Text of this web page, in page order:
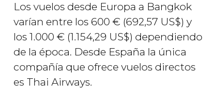
Los vuelos desde Europa a Bangkok
varían entre los 600 € (692,57 US$) y
los 1.000 € (1.154,29 US$) dependiendo
de la época. Desde España la única
compañía que ofrece vuelos directos
es Thai Airways.